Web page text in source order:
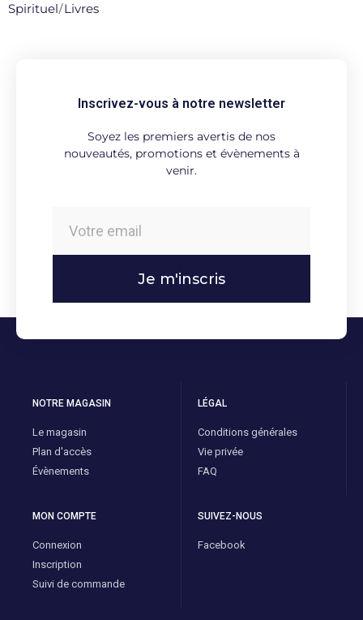
Spirituel/Livres
Inscrivez-vous à notre newsletter
Soyez les premiers avertis de nos
nouveautés, promotions et évènements à
venir.
Je m'inscris
NOTRE MAGASIN
Le magasin
Plan d'accès
Évènements
LÉGAL
Conditions générales
Vie privée
FAQ
MON COMPTE
Connexion
Inscription
Suivi de commande
SUIVEZ-NOUS
Facebook